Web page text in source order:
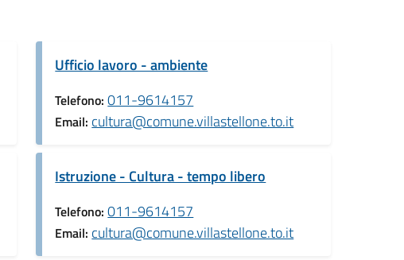
Ufficio lavoro - ambiente
Telefono:011-9614157
Email: cultura@comune.villastellone.to.it
Istruzione - Cultura - tempo libero
Telefono:011-9614157
Email: cultura@comune.villastellone.to.it